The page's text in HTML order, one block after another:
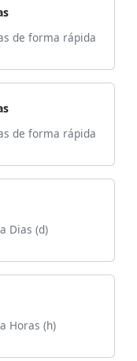
de forma rápida
de forma rápida
Dias (d)
Horas (h)